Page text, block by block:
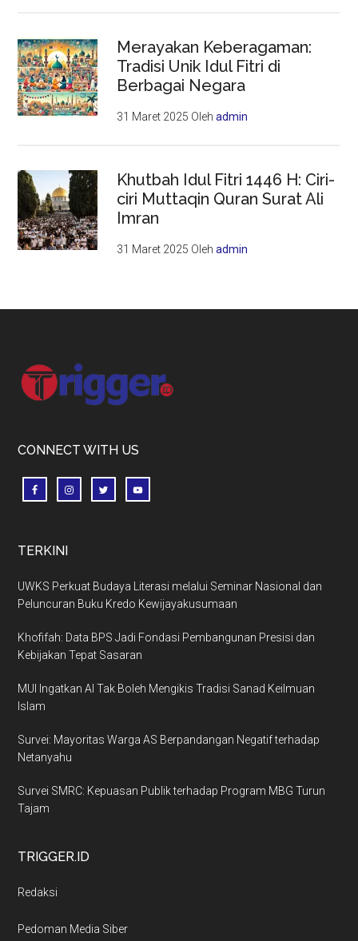
Merayakan Keberagaman:
Tradisi Unik Idul Fitri di
Berbagai Negara
31 Maret 2025 Olehadmin
Khutbah Idul Fitri 1446 H: Ciri-
ciri Muttaqin Quran Surat Ali
Imran
31 Maret 2025 Olehadmin
Footer
CONNECT WITH US
TERKINI
UWKS Perkuat Budaya Literasi melalui Seminar Nasional dan
Peluncuran Buku Kredo Kewijayakusumaan
Khofifah: Data BPS Jadi Fondasi Pembangunan Presisi dan
Kebijakan Tepat Sasaran
MUI Ingatkan AI Tak Boleh Mengikis Tradisi Sanad Keilmuan
Islam
Survei: Mayoritas Warga AS Berpandangan Negatif terhadap
Netanyahu
Survei SMRC: Kepuasan Publik terhadap Program MBG Turun
Tajam
TRIGGER.ID
Redaksi
Pedoman Media Siber